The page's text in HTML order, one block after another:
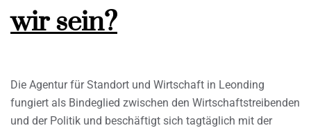
wir sein?
Die Agentur für Standort und Wirtschaft in Leonding
fungiert als Bindeglied zwischen den Wirtschaftstreibenden
und der Politik und beschäftigt sich tagtäglich mit der